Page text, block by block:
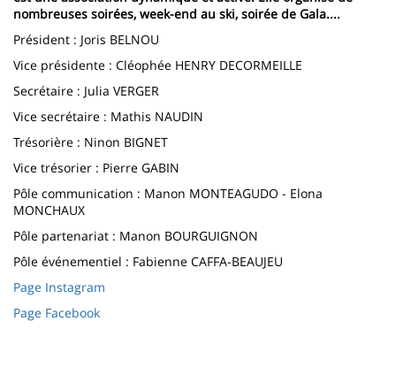
la
page
principale
nombreuses soirées, week-end au ski, soirée de Gala....
Président : Joris BELNOU
Vice présidente : Cléophée HENRY DECORMEILLE
Secrétaire : Julia VERGER
Vice secrétaire : Mathis NAUDIN
Trésorière : Ninon BIGNET
Vice trésorier : Pierre GABIN
Pôle communication : Manon MONTEAGUDO - Elona
MONCHAUX
Pôle partenariat : Manon BOURGUIGNON
Pôle événementiel : Fabienne CAFFA-BEAUJEU
Page Instagram
Page Facebook